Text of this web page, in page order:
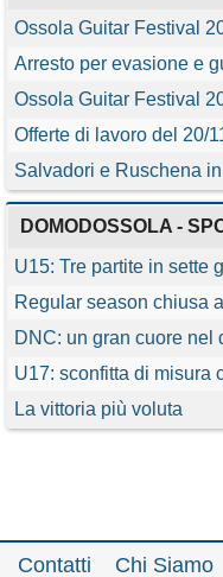
Ossola Guitar Festival
Arresto per evasione e
Ossola Guitar Festival
Offerte di lavoro del 20/
Salvadori e Ruschena
DOMODOSSOLA -
U15: Tre partite in sette
Regular season chiusa
DNC: un gran cuore nel
U17: sconfitta di misura
La vittoria più voluta
Contatti Chi Siamo